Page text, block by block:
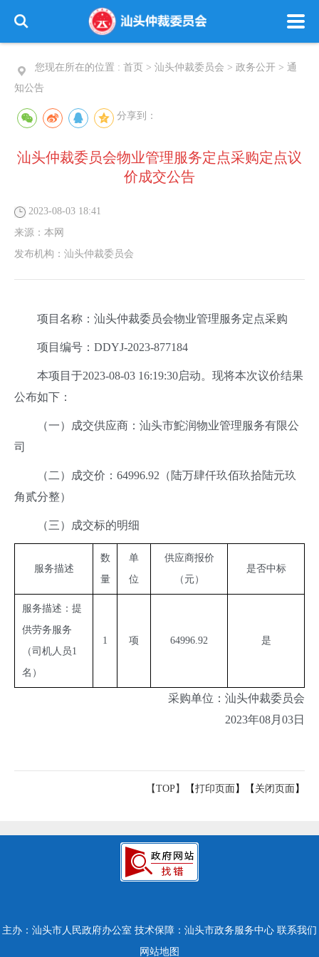
您现在所在的位置 : 首页 > 汕头仲裁委员会 > 政务公开 > 通
知公告
分享到：
汕头仲裁委员会物业管理服务定点采购定点议
价成交公告
2023-08-03 18:41
来源： 本网
发布机构： 汕头仲裁委员会
项目名称：汕头仲裁委员会物业管理服务定点采购
项目编号：DDYJ-2023-877184
本项目于2023-08-03 16:19:30启动。现将本次议价结果
公布如下：
（一）成交供应商：汕头市鮀润物业管理服务有限公
司
（二）成交价：64996.92（陆万肆仟玖佰玖拾陆元玖
角贰分整）
（三）成交标的明细
服务描述
数
量
单
位
供应商报价
（元）
是否中标
服务描述：提
供劳务服务
（司机人员1
名）
1 项 64996.92 是
采购单位：汕头仲裁委员会
2023年08月03日
【TOP】 【打印页面 】【 关闭页面 】
主办：汕头市人民政府办公室 技术保障：汕头市政务服务中心 联系我们
网站地图